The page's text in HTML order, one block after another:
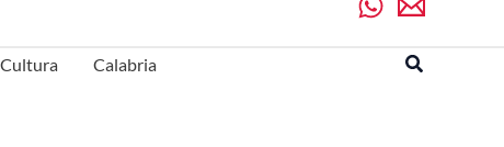
Cultura Calabria Cerca